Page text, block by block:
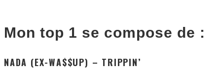
Mon top 1 se compose de :
NADA (EX-WA$$UP) – TRIPPIN’